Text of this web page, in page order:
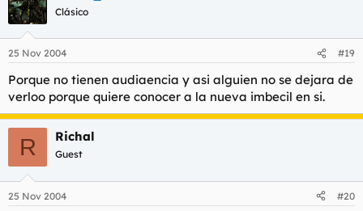
Clásico
25 Nov 2004 #19
Porque no tienen audiaencia y asi alguien no se dejara de
verloo porque quiere conocer a la nueva imbecil en si.
R Richal
Guest
25 Nov 2004 #20